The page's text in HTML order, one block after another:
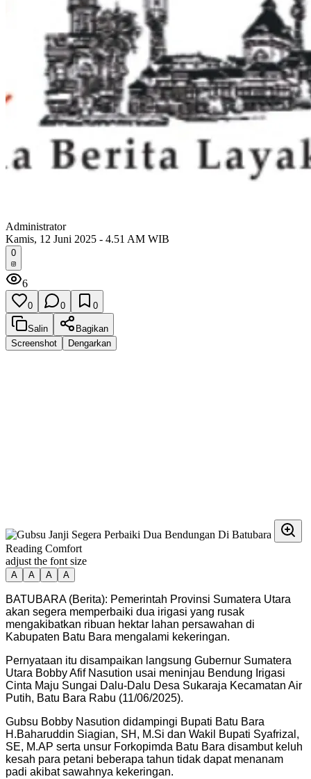
Administrator
Kamis, 12 Juni 2025 - 4.51 AM WIB
0
6
0 0 0
Salin
Bagikan
Screenshot
Dengarkan
Reading Comfort
adjust the font size
A A A A
BATUBARA (Berita): Pemerintah Provinsi Sumatera Utara
akan segera memperbaiki dua irigasi yang rusak
mengakibatkan ribuan hektar lahan persawahan di
Kabupaten Batu Bara mengalami kekeringan.
Pernyataan itu disampaikan langsung Gubernur Sumatera
Utara Bobby Afif Nasution usai meninjau Bendung Irigasi
Cinta Maju Sungai Dalu-Dalu Desa Sukaraja Kecamatan Air
Putih, Batu Bara Rabu (11/06/2025).
Gubsu Bobby Nasution didampingi Bupati Batu Bara
H.Baharuddin Siagian, SH, M.Si dan Wakil Bupati Syafrizal,
SE, M.AP serta unsur Forkopimda Batu Bara disambut keluh
kesah para petani beberapa tahun tidak dapat menanam
padi akibat sawahnya kekeringan.